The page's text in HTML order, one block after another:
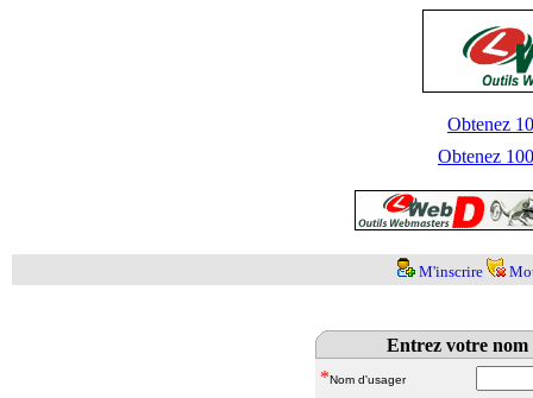
Obtenez
Obtenez
M'inscrire
Entrez votre nom
*Nom d'usager